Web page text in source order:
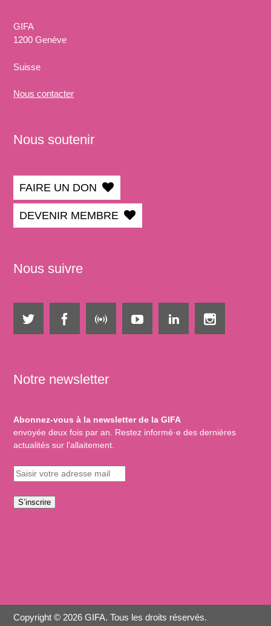
GIFA
1200 Genève
Suisse
Nous contacter
Nous soutenir
FAIRE UN DON
DEVENIR MEMBRE
Nous suivre
Notre newsletter
Abonnez-vous à la newsletter de la GIFA
envoyée deux fois par an. Restez informé·e des dernières
actualités sur l’allaitement.
S’inscrire
Copyright © 2026 GIFA. Tous les droits réservés.